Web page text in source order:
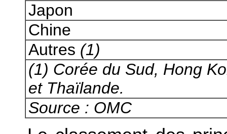
Japon
Chine
Autres (1)
(1) Corée du Sud, Hong
et Thaïlande.
Source : OMC